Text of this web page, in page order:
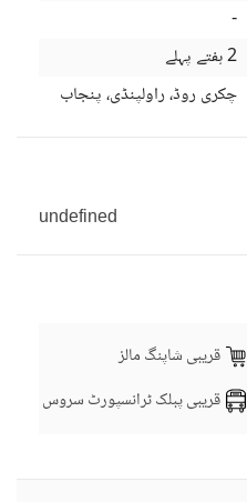
-
2 ہفتے پہلے
چکری روڈ، راولپنڈی، پنجاب
undefined
قریبی شاپنگ مالز
قریبی پبلک ٹرانسپورٹ سروس